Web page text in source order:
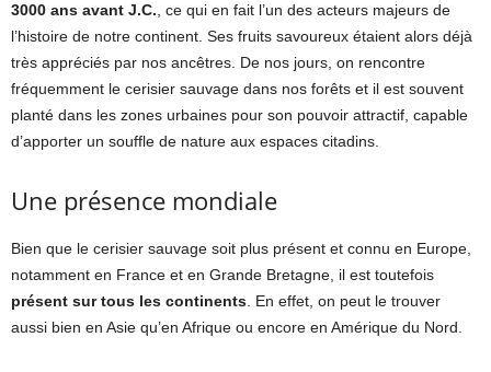
3000 ans avant J.C. , ce qui en fait l’un des acteurs majeurs de
l’histoire de notre continent. Ses fruits savoureux étaient alors déjà
très appréciés par nos ancêtres. De nos jours, on rencontre
fréquemment le cerisier sauvage dans nos forêts et il est souvent
planté dans les zones urbaines pour son pouvoir attractif, capable
d’apporter un souffle de nature aux espaces citadins.
Une présence mondiale
Bien que le cerisier sauvage soit plus présent et connu en Europe,
notamment en France et en Grande Bretagne, il est toutefois
présent sur tous les continents . En effet, on peut le trouver
aussi bien en Asie qu’en Afrique ou encore en Amérique du Nord.